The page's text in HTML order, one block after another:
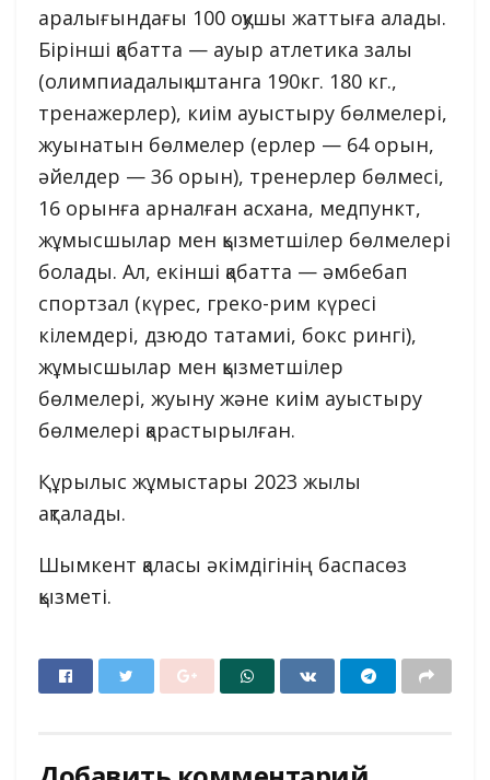
аралығындағы 100 оқушы жаттыға алады.
Бірінші қабатта — ауыр атлетика залы
(олимпиадалық штанга 190кг. 180 кг.,
тренажерлер), киім ауыстыру бөлмелері,
жуынатын бөлмелер (ерлер — 64 орын,
әйелдер — 36 орын), тренерлер бөлмесі,
16 орынға арналған асхана, медпункт,
жұмысшылар мен қызметшілер бөлмелері
болады. Ал, екінші қабатта — әмбебап
спортзал (күрес, греко-рим күресі
кілемдері, дзюдо татамиі, бокс рингі),
жұмысшылар мен қызметшілер
бөлмелері, жуыну және киім ауыстыру
бөлмелері қарастырылған.
Құрылыс жұмыстары 2023 жылы
ақталады.
Шымкент қаласы әкімдігінің баспасөз
қызметі.